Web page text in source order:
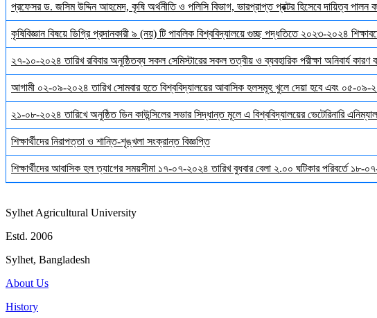
প্রফেসর ড. জসিম উদ্দিন আহমেদ, কৃষি অর্থনীতি ও পলিসি বিভাগ, ভারপ্রাপ্ত প্রক্টর হিসেবে দায়িত্ব পালন
কৃষিবিজ্ঞান বিষয়ে ডিগ্রি প্রদানকারী ৯ (নয়) টি পাবলিক বিশ্ববিদ্যালয়ে গুচ্ছ পদ্ধতিতে ২০২৩-২০২৪
২৭-১০-২০২৪ তারিখ রবিবার অনুষ্ঠিতব্য সকল সেমিস্টারের সকল তত্বীয় ও ব্যবহারিক পরীক্ষা অনিবার্য
আগামী ০২-০৯-২০২৪ তারিখ সোমবার হতে বিশ্ববিদ্যালয়ের আবাসিক হলসমূহ খুলে দেয়া হবে এবং ০৫-
২১-০৮-২০২৪ তারিখে অনুষ্ঠিত ডিন কাউন্সিলের সভার সিদ্ধান্ত মূলে এ বিশ্ববিদ্যালয়ের ভেটেরিনারি
শিক্ষার্থীদের নিরাপত্তা ও শান্তি-শৃঙ্খলা সংক্রান্ত বিজ্ঞপ্তি
শিক্ষার্থীদের আবাসিক হল ত্যাগের সময়সীমা ১৭-০৭-২০২৪ তারিখ বুধবার বেলা ২.০০ ঘটিকার পরিবর্তে
Sylhet Agricultural University
Estd. 2006
Sylhet, Bangladesh
About Us
History